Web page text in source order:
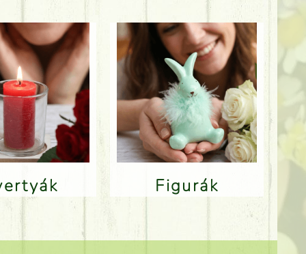
Figurák